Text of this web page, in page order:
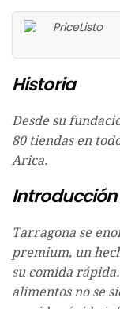
Historia
Desde su
80 tiendas en
Arica.
Tarragona se
premium, un
su comida
alimentos no se